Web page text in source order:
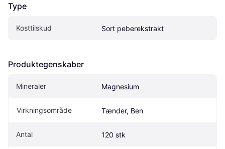
Type
Kosttilskud Sort peberekstrakt
Produktegenskaber
Mineraler Magnesium
Virkningsområde Tænder, Ben
Antal 120 stk